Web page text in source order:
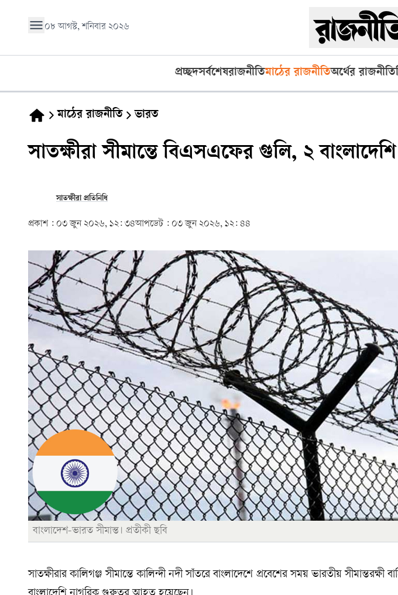
০৮ আগস্ট, শনিবার ২০২৬
প্রচ্ছদসর্বশেষরাজনীতিমাঠের রাজনীতিঅর্থের রাজনীতি
মাঠের রাজনীতি ভারত
সাতক্ষীরা সীমান্তে বিএসএফের গুলি, ২
সাতক্ষীরা প্রতিনিধি
প্রকাশ : ০৩ জুন ২০২৬, ১২: ৩৪আপডেট : ০৩ জুন ২০২৬, ১২: ৪৪
বাংলাদেশ-ভারত সীমান্ত। প্রতীকী ছবি
সাতক্ষীরার কালিগঞ্জ সীমান্তে কালিন্দী নদী সাঁতরে বাংলাদেশে প্রবেশের সময় ভারতীয়